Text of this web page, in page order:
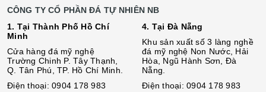
CÔNG TY CỔ PHẦN ĐÁ TỰ NHIÊN NB
1. Tại Thành Phố Hồ Chí
Minh
Cửa hàng đá mỹ nghệ
Trường Chinh P. Tây Thạnh,
Q. Tân Phú, TP. Hồ Chí Minh.
Điện thoại: 0904 178 983
4. Tại Đà Nẵng
Khu sản xuất số 3 làng nghề
đá mỹ nghệ Non Nước, Hải
Hòa, Ngũ Hành Sơn, Đà
Nẵng.
Điện thoại: 0904 178 983